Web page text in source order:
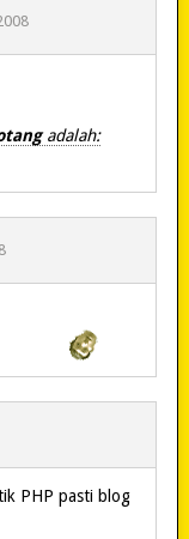
adalah:
PHP pasti blog